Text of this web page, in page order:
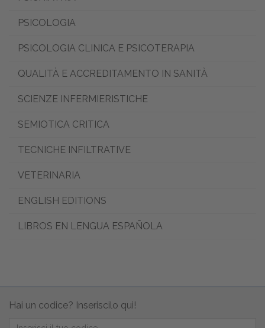
PSICOLOGIA
PSICOLOGIA CLINICA E PSICOTERAPIA
QUALITÀ E ACCREDITAMENTO IN SANITÀ
SCIENZE INFERMIERISTICHE
SEMIOTICA CRITICA
TECNICHE INFILTRATIVE
VETERINARIA
ENGLISH EDITIONS
LIBROS EN LENGUA ESPAÑOLA
Hai un codice? Inseriscilo qui!